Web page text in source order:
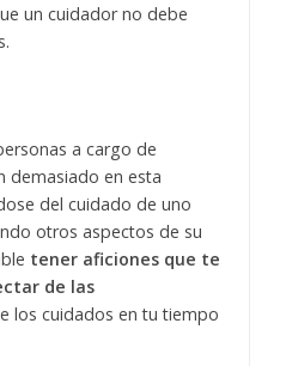
un cuidador no debe
a cargo de
demasiado en esta
del cuidado de uno
otros aspectos de su
tener aficiones que te
de las
los cuidados en tu tiempo